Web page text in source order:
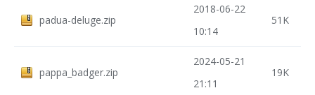
padua-deluge.zip
2018-06-22
10:14
51K
pappa_badger.zip
2024-05-21
21:11
19K